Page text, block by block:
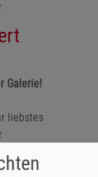
Galerie!
liebstes
und